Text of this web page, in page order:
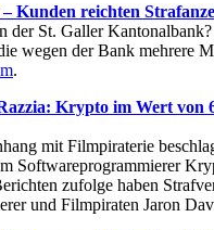
Kunden reichten
St. Galler
wegen der Bank mehrere
.
Krypto im Wert von
mit Filmpiraterie
Softwareprogrammierer
zufolge haben
und Filmpiraten Jaron